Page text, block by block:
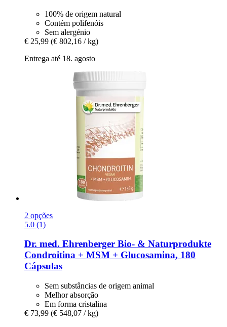
100% de origem natural
Contém polifenóis
Sem alergénio
€ 25,99 (€ 802,16 / kg)
Entrega até 18. agosto
2 opções
5.0 (1)
Dr. med. Ehrenberger Bio- & Naturprodukte
Condroitina + MSM + Glucosamina, 180
Cápsulas
Sem substâncias de origem animal
Melhor absorção
Em forma cristalina
€ 73,99 (€ 548,07 / kg)